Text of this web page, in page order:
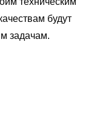
будут
задачам.